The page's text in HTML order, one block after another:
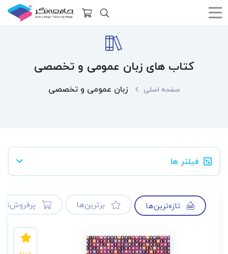
کتاب های زبان عمومی و تخصصی
صفحه اصلی زبان عمومی و تخصصی
فیلتر ها
تازه‌ترین‌ها برترین‌ها